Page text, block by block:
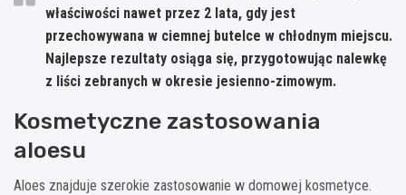
właściwości nawet przez 2 lata, gdy jest
przechowywana w ciemnej butelce w chłodnym miejscu.
Najlepsze rezultaty osiąga się, przygotowując nalewkę
z liści zebranych w okresie jesienno-zimowym.
Kosmetyczne zastosowania
aloesu
Aloes znajduje szerokie zastosowanie w domowej kosmetyce.